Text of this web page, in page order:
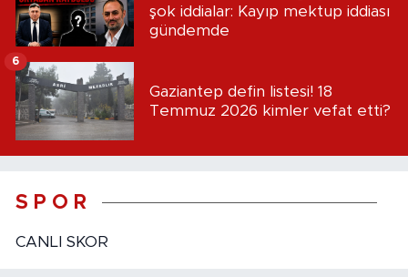
şok iddialar: Kayıp mektup iddiası
gündemde
Gaziantep defin listesi! 18
Temmuz 2026 kimler vefat etti?
6
S P O R
CANLI SKOR